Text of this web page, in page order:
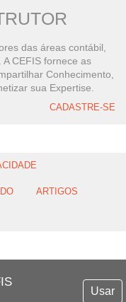
Usar
das áreas contábil,
CEFIS fornece as
Conhecimento,
sua Expertise.
CADASTRE-SE
ARTIGOS